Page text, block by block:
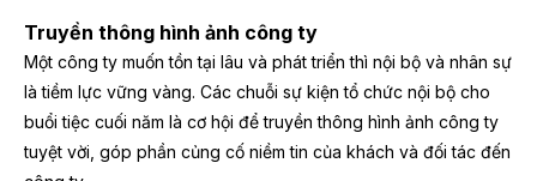
Truyền thông hình ảnh công ty
Một công ty muốn tồn tại lâu và phát triển thì nội bộ và nhân sự
là tiềm lực vững vàng. Các chuỗi sự kiện tổ chức nội bộ cho
buổi tiệc cuối năm là cơ hội để truyền thông hình ảnh công ty
tuyệt vời, góp phần củng cố niềm tin của khách và đối tác đến